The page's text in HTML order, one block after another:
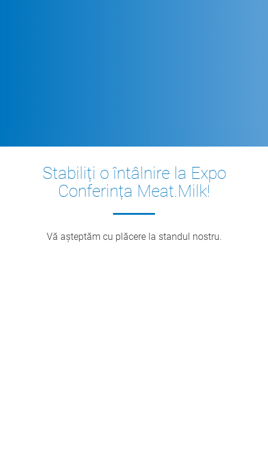
Stabiliți o întâlnire la Expo
Conferința Meat.Milk!
Vă așteptăm cu plăcere la standul nostru.